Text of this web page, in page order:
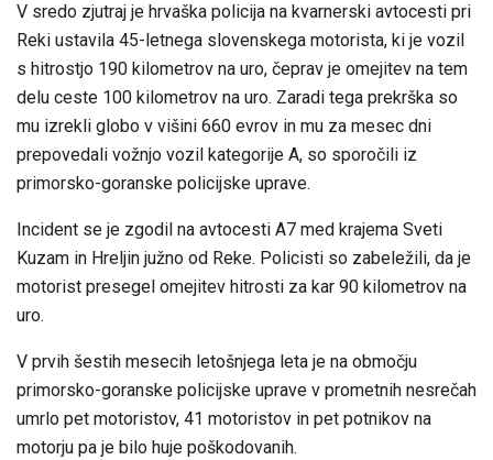
V sredo zjutraj je hrvaška policija na kvarnerski avtocesti pri
Reki ustavila 45-letnega slovenskega motorista, ki je vozil
s hitrostjo 190 kilometrov na uro, čeprav je omejitev na tem
delu ceste 100 kilometrov na uro. Zaradi tega prekrška so
mu izrekli globo v višini 660 evrov in mu za mesec dni
prepovedali vožnjo vozil kategorije A, so sporočili iz
primorsko-goranske policijske uprave.
Incident se je zgodil na avtocesti A7 med krajema Sveti
Kuzam in Hreljin južno od Reke. Policisti so zabeležili, da je
motorist presegel omejitev hitrosti za kar 90 kilometrov na
uro.
V prvih šestih mesecih letošnjega leta je na območju
primorsko-goranske policijske uprave v prometnih nesrečah
umrlo pet motoristov, 41 motoristov in pet potnikov na
motorju pa je bilo huje poškodovanih.